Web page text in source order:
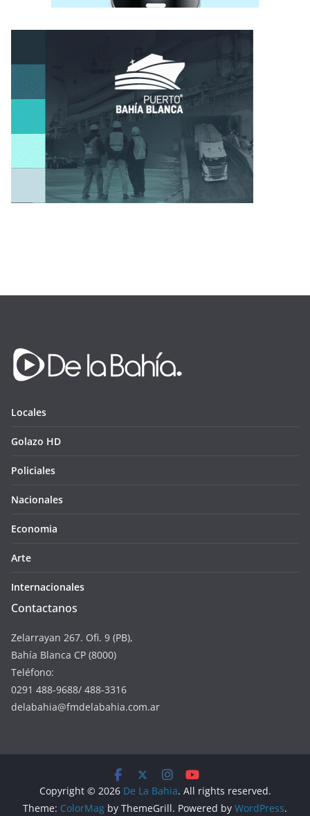
Locales
Golazo HD
Policiales
Nacionales
Economia
Arte
Internacionales
Contactanos
Zelarrayan 267. Ofi. 9 (PB),
Bahía Blanca CP (8000)
Teléfono:
0291 488-9688/ 488-3316
delabahia@fmdelabahia.com.ar
Copyright © 2026 De La Bahia. All rights reserved.
Theme: ColorMag by ThemeGrill. Powered by WordPress.